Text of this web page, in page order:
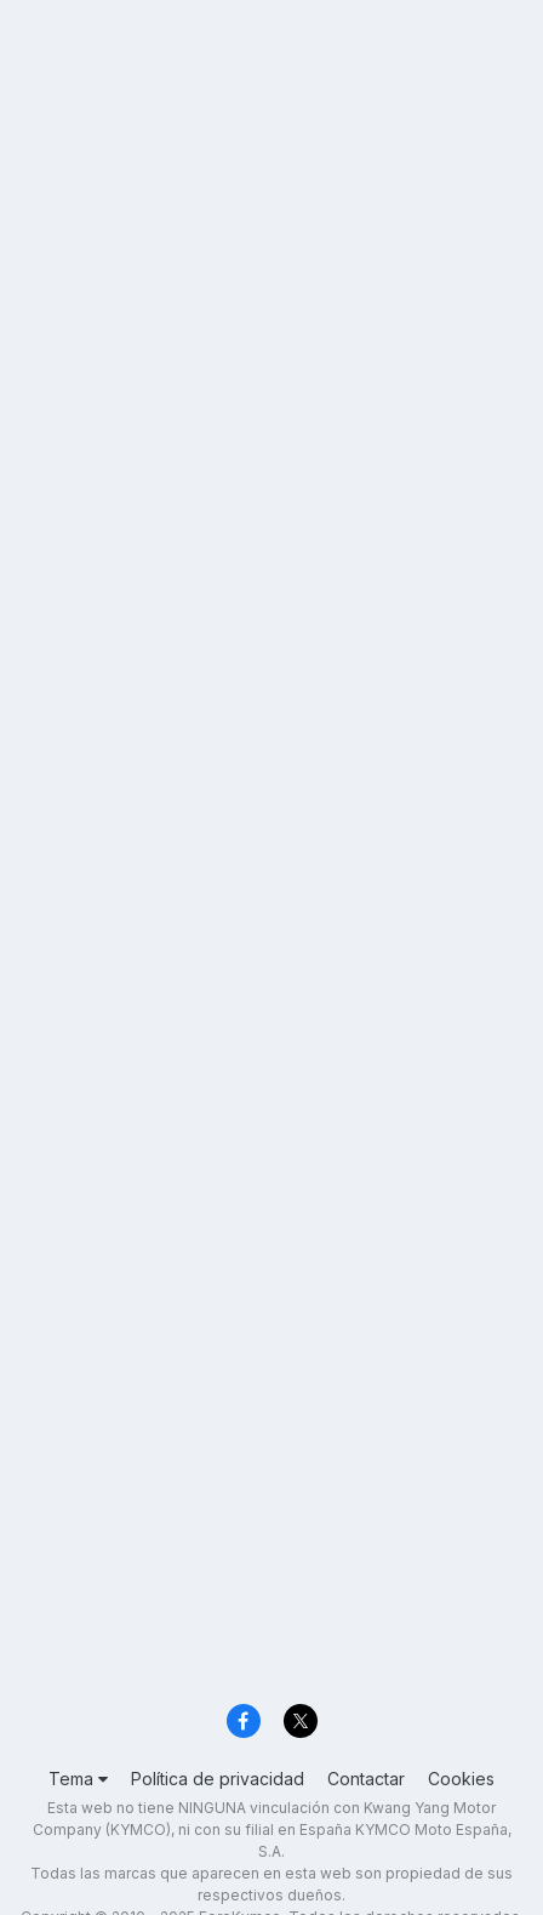
Tema Política de privacidad Contactar Cookies
Esta web no tiene NINGUNA vinculación con Kwang Yang Motor
Company (KYMCO), ni con su filial en España KYMCO Moto España,
S.A.
Todas las marcas que aparecen en esta web son propiedad de sus
respectivos dueños.